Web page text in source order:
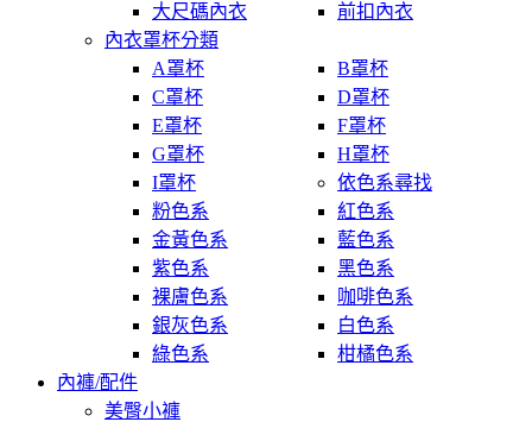
大尺碼內衣
前扣內衣
內衣罩杯分類
A罩杯
B罩杯
C罩杯
D罩杯
E罩杯
F罩杯
G罩杯
H罩杯
I罩杯
依色系尋找
粉色系
紅色系
金黃色系
藍色系
紫色系
黑色系
裸膚色系
咖啡色系
銀灰色系
白色系
綠色系
柑橘色系
內褲/配件
美臀小褲